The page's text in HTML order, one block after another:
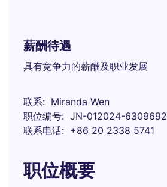
薪酬待遇
具有竞争力的薪酬及职业发展
联系
Miranda Wen
职位编号
JN-012024-6309692
联系电话
+86 20 2338 5741
职位概要